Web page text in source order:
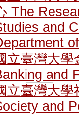
The
and
立臺灣大
and
立臺灣大
and